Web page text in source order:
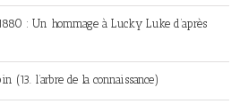
: Un hommage à Lucky Luke d’après
(13. l’arbre de la connaissance)